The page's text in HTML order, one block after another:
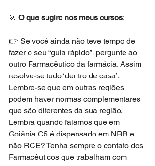
🎯 O que sugiro nos meus cursos:
👉 Se você ainda não teve tempo de
fazer o seu “guia rápido”, pergunte ao
outro Farmacêutico da farmácia. Assim
resolve-se tudo ‘dentro de casa’.
Lembre-se que em outras regiões
podem haver normas complementares
que são diferentes da sua região.
Lembra quando falamos que em
Goiânia C5 é dispensado em NRB e
não RCE? Tenha sempre o contato dos
Farmacêuticos que trabalham com